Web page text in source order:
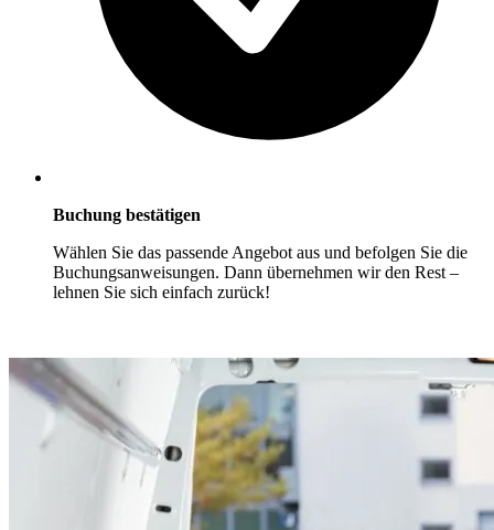
Buchung bestätigen
Wählen Sie das passende Angebot aus und befolgen Sie die
Buchungsanweisungen. Dann übernehmen wir den Rest –
lehnen Sie sich einfach zurück!